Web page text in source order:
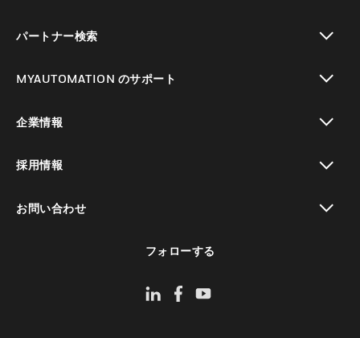
パートナー検索
MYAUTOMATION のサポート
企業情報
採用情報
お問い合わせ
フォローする